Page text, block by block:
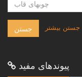
جستن جستن بيشتر
پيوندهاى مفيد